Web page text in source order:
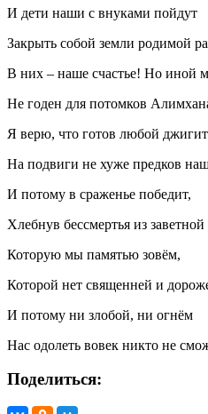
И дети наши с внуками пойдут
Закрыть собой земли родимой
В них – наше счастье! Но иной
Не годен для потомков
Я верю, что готов любой джигит
На подвиги не хуже предков
И потому в сраженье победит,
Хлебнув бессмертья из
Которую мы памятью зовём,
Которой нет священней и
И потому ни злобой, ни огнём
Нас одолеть вовек никто не
Поделиться: